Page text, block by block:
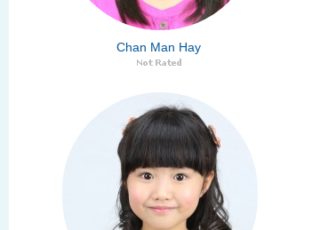
Chan Man Hay